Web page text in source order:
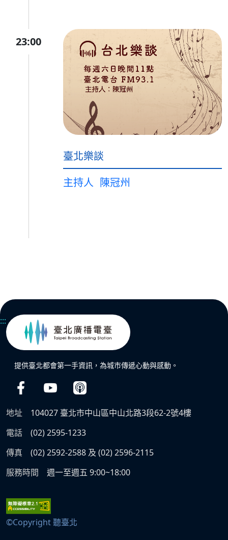
23:00
臺北樂談
主持人 陳冠州
:::
提供臺北都會第一手資訊，為城市傳遞心動與感動。
地址
104027 臺北市中山區中山北路3段62-2號4樓
電話
(02) 2595-1233
傳真
(02) 2592-2588 及 (02) 2596-2115
服務時間
週一至週五 9:00~18:00
©Copyright 聽臺北